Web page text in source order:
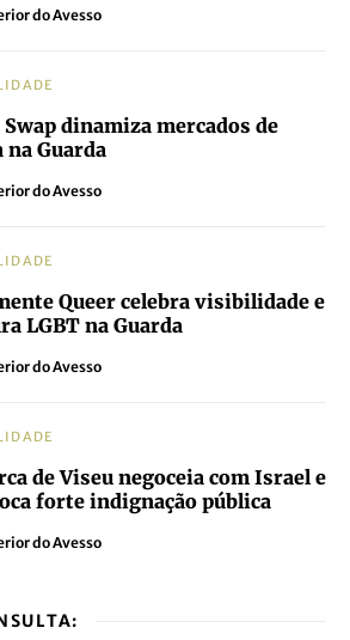
do Avesso
Swap dinamiza mercados de
na Guarda
do Avesso
Queer celebra visibilidade e
LGBT na Guarda
do Avesso
de Viseu negoceia com Israel e
forte indignação pública
do Avesso